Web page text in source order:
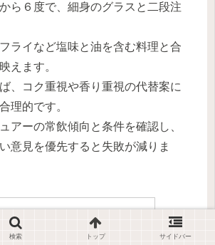
ら６度で、細身のグラスと二段注
ライなど塩味と油を含む料理と合
えます。
、コク重視や香り重視の代替案に
理的です。
アーの常飲傾向と条件を確認し、
意見を優先すると失敗が減りま
検索 トップ サイドバー